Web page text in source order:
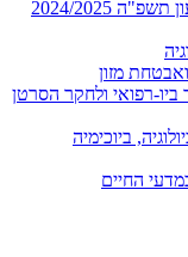
2024/2025
מזון
רפואי ולחקר הסרטן
ביוכימיה
החיים